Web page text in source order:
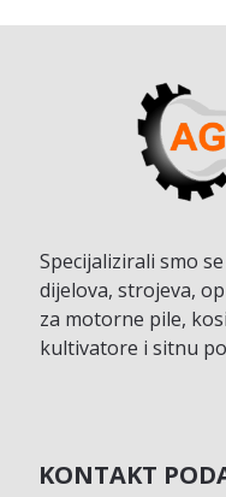
Specijalizirali smo
dijelova, strojeva,
za motorne pile,
kultivatore i sitnu
KONTAKT